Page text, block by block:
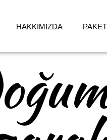
HAKKIMIZDA